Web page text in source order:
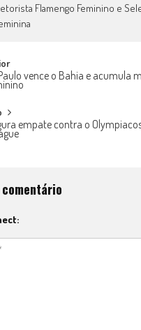
Flamengo Feminino e
vence o Bahia e acumula
empate contra o